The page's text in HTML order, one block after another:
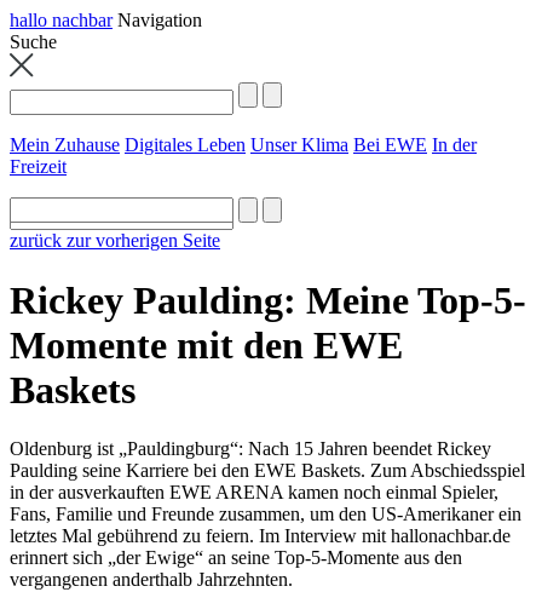
hallo nachbar Navigation
Suche
Mein Zuhause Digitales Leben Unser Klima Bei EWE In der
Freizeit
zurück zur vorherigen Seite
Rickey Paulding: Meine Top-5-
Momente mit den EWE
Baskets
Oldenburg ist „Pauldingburg“: Nach 15 Jahren beendet Rickey
Paulding seine Karriere bei den EWE Baskets. Zum Abschiedsspiel
in der ausverkauften EWE ARENA kamen noch einmal Spieler,
Fans, Familie und Freunde zusammen, um den US-Amerikaner ein
letztes Mal gebührend zu feiern. Im Interview mit hallonachbar.de
erinnert sich „der Ewige“ an seine Top-5-Momente aus den
vergangenen anderthalb Jahrzehnten.